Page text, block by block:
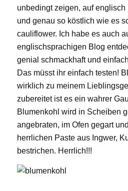
unbedingt zeigen, auf
und genau so köstlich wie es
cauliflower. Ich habe es auch
englischsprachigen Blog
genial schmackhaft und
Das müsst ihr einfach testen!
wirklich zu meinem
zubereitet ist es ein wahrer
Blumenkohl wird in Scheiben
angebraten, im Ofen gegart
herrlichen Paste aus Ingwer,
bestrichen. Herrlich!!!